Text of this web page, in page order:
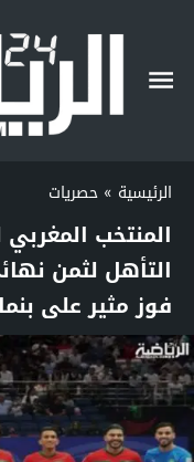
الرئيسية » حصريات
المنتخب
التأهل لثمن
فوز مثير على بنما